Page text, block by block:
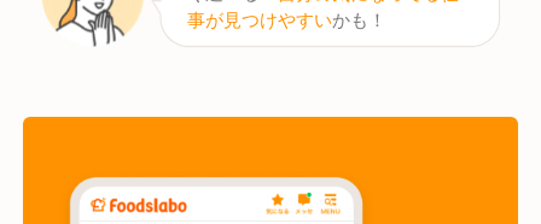
事が見つけやすいかも！